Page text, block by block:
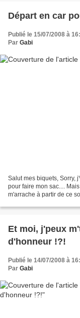
Départ en car
Publié le 15/07/2008 à
Par Gabi
Salut mes biquets, Sorry,
pour faire mon sac....
m'arrache à partir de ce
Et moi, j'peux
d'honneur !?!
Publié le 14/07/2008 à
Par Gabi